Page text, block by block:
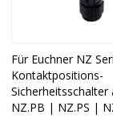
Für Euchner NZ
Kontaktpositions-
Sicherheitsschalter
NZ.PB | NZ.PS |